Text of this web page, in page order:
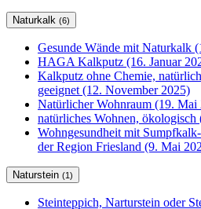
Naturkalk (6)
Gesunde Wände mit Naturkalk
HAGA Kalkputz (16. Januar
Kalkputz ohne Chemie,
geeignet (12. November 2025)
Natürlicher Wohnraum (19. Mai
natürliches Wohnen,
Wohngesundheit mit
der Region Friesland (9. Mai
Naturstein (1)
Steinteppich, Narturstein oder